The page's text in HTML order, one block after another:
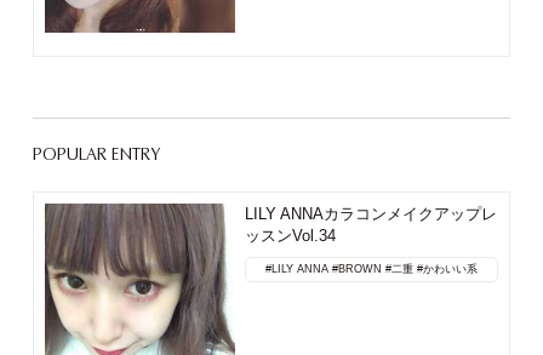
POPULAR ENTRY
LILY ANNAカラコンメイクアップレ
ッスンVol.34
#LILY ANNA #BROWN #二重 #かわいい系